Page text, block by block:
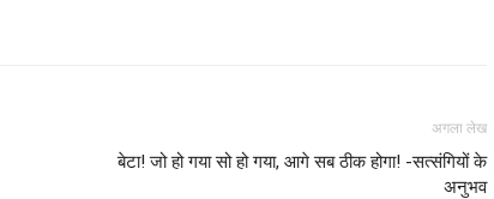
अगला लेख
बेटा! जो हो गया सो हो गया, आगे सब ठीक होगा! -सत्संगियों के
अनुभव